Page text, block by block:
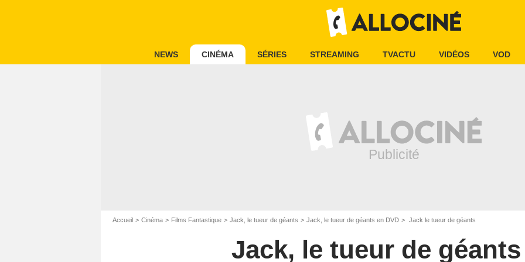
NEWS CINÉMA SÉRIES STREAMING TVACTU VIDÉOS VOD
Accueil Cinéma Films Fantastique Jack, le tueur de géants Jack, le tueur de géants en DVD Jack le tueur de géants
Jack, le tueur de géants